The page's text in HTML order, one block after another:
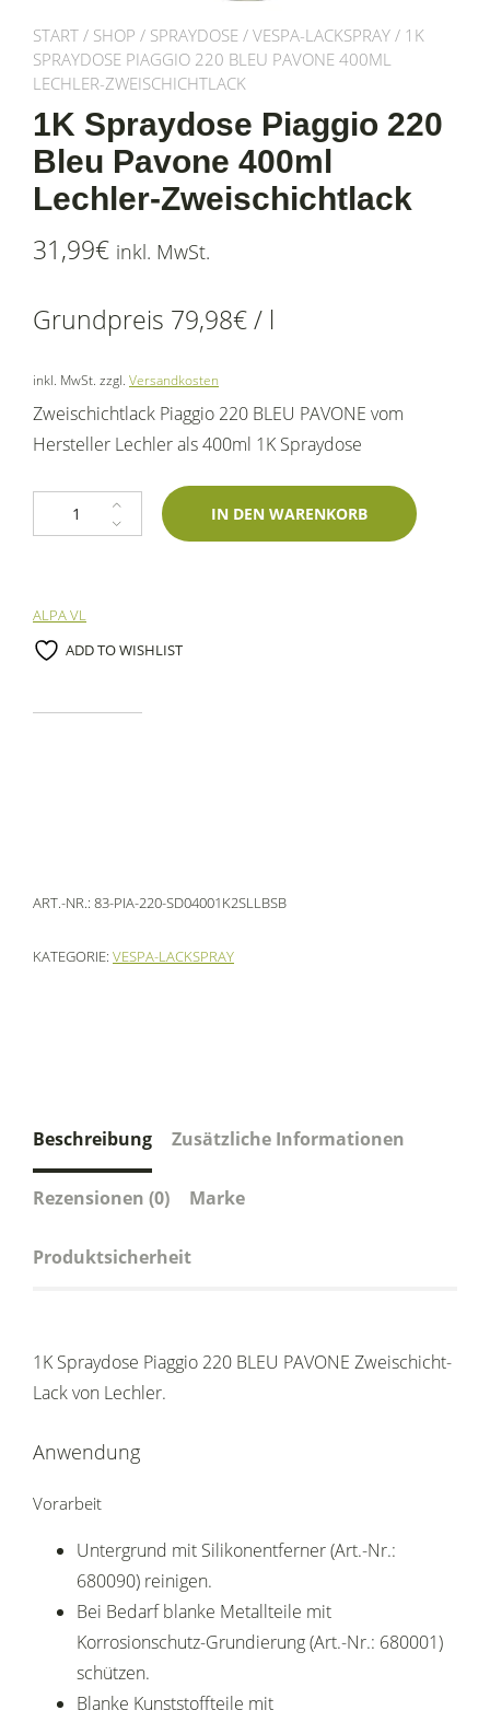
START / SHOP / SPRAYDOSE / VESPA-LACKSPRAY / 1K
SPRAYDOSE PIAGGIO 220 BLEU PAVONE 400ML
LECHLER-ZWEISCHICHTLACK
1K Spraydose Piaggio 220
Bleu Pavone 400ml
Lechler-Zweischichtlack
31,99€ inkl. MwSt.
Grundpreis 79,98€/ l
inkl. MwSt. zzgl. Versandkosten
Zweischichtlack Piaggio 220 BLEU PAVONE vom
Hersteller Lechler als 400ml 1K Spraydose
1K Spraydose Piaggio 220 Bleu Pavone 400ml Lechler-Zweischichtlack
IN DEN WARENKORB
ALPA VL
ADD TO WISHLIST
ART.-NR.: 83-PIA-220-SD04001K2SLLBSB
KATEGORIE: VESPA-LACKSPRAY
Beschreibung Zusätzliche Informationen
Rezensionen (0) Marke
Produktsicherheit
1K Spraydose Piaggio 220 BLEU PAVONE Zweischicht-
Lack von Lechler.
Anwendung
Vorarbeit
Untergrund mit Silikonentferner (Art.-Nr.:
680090) reinigen.
Bei Bedarf blanke Metallteile mit
Korrosionschutz-Grundierung (Art.-Nr.: 680001)
schützen.
Blanke Kunststoffteile mit